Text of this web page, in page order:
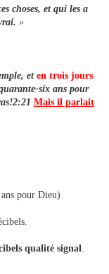
choses, et qui les a
»
et en trois jours
six ans pour
Mais il parlait
pour Dieu)
qualité signal.